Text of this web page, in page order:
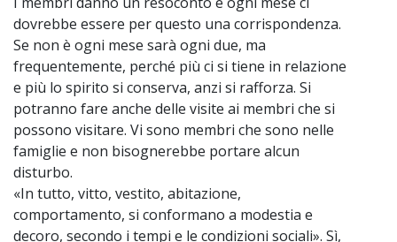
dovrebbe essere per questo una corrispondenza.
Se non è ogni mese sarà ogni due, ma
frequentemente, perché più ci si tiene in relazione
e più lo spirito si conserva, anzi si rafforza. Si
potranno fare anche delle visite ai membri che si
possono visitare. Vi sono membri che sono nelle
famiglie e non bisognerebbe portare alcun
disturbo.
«In tutto, vitto, vestito, abitazione,
comportamento, si conformano a modestia e
decoro, secondo i tempi e le condizioni sociali». Sì,